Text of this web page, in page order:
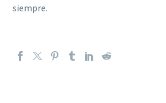
siempre.